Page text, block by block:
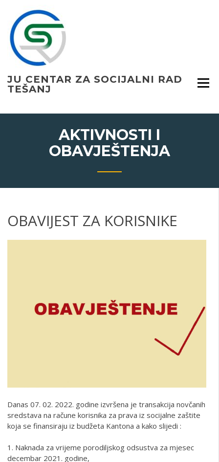
content
JU CENTAR ZA SOCIJALNI RAD
TEŠANJ
AKTIVNOSTI I
OBAVJEŠTENJA
OBAVIJEST ZA KORISNIKE
Danas 07. 02. 2022. godine izvršena je transakcija novčanih
sredstava na račune korisnika za prava iz socijalne zaštite
koja se finansiraju iz budžeta Kantona a kako slijedi :
1. Naknada za vrijeme porodiljskog odsustva za mjesec
decembar 2021. godine,